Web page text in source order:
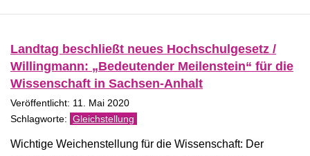
Landtag beschließt neues Hochschulgesetz /
Willingmann: „Bedeutender Meilenstein“ für die
Wissenschaft in Sachsen-Anhalt
Veröffentlicht: 11. Mai 2020
Gleichstellung
Wichtige Weichenstellung für die Wissenschaft: Der